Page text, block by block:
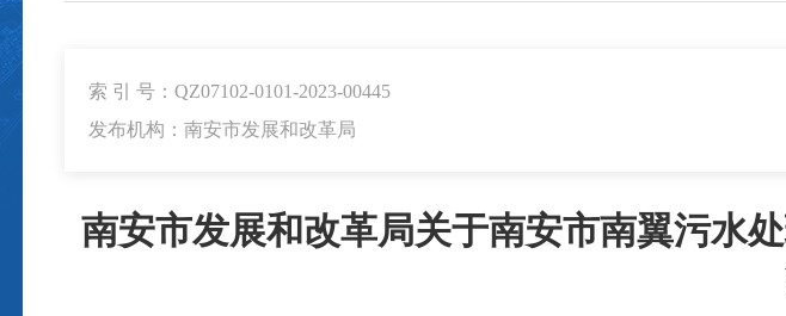
索 引 号：QZ07102-0101-2023-00445
发布机构：南安市发展和改革局
南安市发展和改革局关于南安市南翼污水